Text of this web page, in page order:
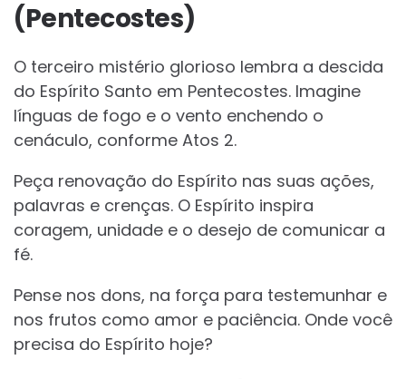
(Pentecostes)
O terceiro mistério glorioso lembra a descida
do Espírito Santo em Pentecostes. Imagine
línguas de fogo e o vento enchendo o
cenáculo, conforme Atos 2.
Peça renovação do Espírito nas suas ações,
palavras e crenças. O Espírito inspira
coragem, unidade e o desejo de comunicar a
fé.
Pense nos dons, na força para testemunhar e
nos frutos como amor e paciência. Onde você
precisa do Espírito hoje?